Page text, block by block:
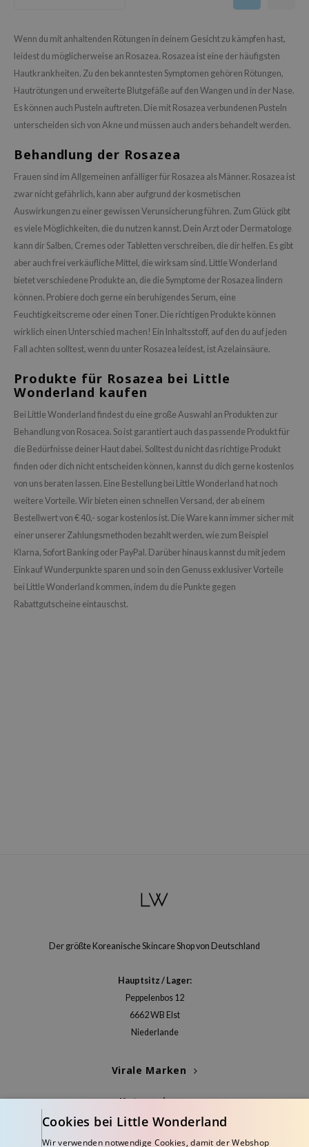
Wenn du mit anhaltenden Rötungen in deinem Gesicht zu kämpfen hast,
leidest du möglicherweise an Rosazea. Rosazea ist eine der häufigsten
Hautkrankheiten. Zu den bekanntesten Symptomen gehören Rötungen,
Hautrötungen und erweiterte Blutgefäße auf den Wangen und in der Nase.
Es können auch Pusteln auftreten. Die mit Rosazea verbundenen Pusteln
unterscheiden sich von Akne und müssen auch anders behandelt werden.
Behandlung der Rosazea
Frauen sind im Allgemeinen anfälliger für Rosazea als Männer. Rosazea ist
zwar nicht gefährlich, kann aber aufgrund der kosmetischen
Auswirkungen zu einer gewissen Verunsicherung führen. Zum Glück gibt
es viele Möglichkeiten, die du nutzen kannst. Dein Arzt oder Dermatologe
kann dir Salben, Cremes oder Tabletten verschreiben, die dir helfen. Es gibt
aber auch frei verkäufliche Mittel, die wirksam sind. Little Wonderland
bietet verschiedene Produkte an, die die Symptome der Rosazea lindern
können. Probiere doch gerne ein beruhigendes Serum, eine
Feuchtigkeitscreme oder einen Toner. Die richtigen Produkte können
wirklich einen Unterschied machen! Ein Inhaltsstoff, auf den du auf jeden
Fall achten solltest, wenn du unter Rosazea leidest, ist Azelainsäure.
Produkte für Rosazea bei Little
Wonderland kaufen
Bei Little Wonderland findest du eine große Auswahl an Produkten zur
Behandlung von Rosacea. So ist garantiert auch das passende Produkt für
die Bedürfnisse deiner Haut dabei. Solltest du nicht das richtige Produkt
finden oder dich nicht entscheiden können, kannst du dich gerne kostenlos
von uns beraten lassen. Eine Bestellung bei Little Wonderland hat noch
weitere Vorteile. Wir bieten einen schnellen Versand, der ab einem
Bestellwert von € 40,- sogar kostenlos ist. Die Ware kann immer sicher mit
einer unserer Zahlungsmethoden bezahlt werden, wie zum Beispiel
Klarna, Sofort Banking oder PayPal. Darüber hinaus kannst du mit jedem
Einkauf Wunderpunkte sparen und so in den Genuss exklusiver Vorteile
bei Little Wonderland kommen, indem du die Punkte gegen
Rabattgutscheine eintauschst.
Der größte Koreanische Skincare Shop von Deutschland
Hauptsitz / Lager:
Peppelenbos 12
6662 WB Elst
Niederlande
Virale Marken
Kategorien
Cookies bei Little Wonderland
Wir verwenden notwendige Cookies, damit der Webshop